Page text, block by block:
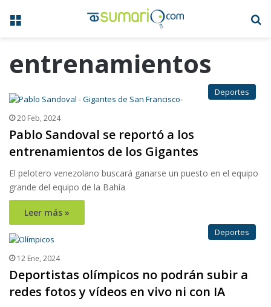
Menú
entrenamientos
Deportes
20 Feb, 2024
Pablo Sandoval se reportó a los
entrenamientos de los Gigantes
El pelotero venezolano buscará ganarse un puesto en el equipo
grande del equipo de la Bahía
Leer más »
Deportes
12 Ene, 2024
Deportistas olímpicos no podrán subir a
redes fotos y vídeos en vivo ni con IA